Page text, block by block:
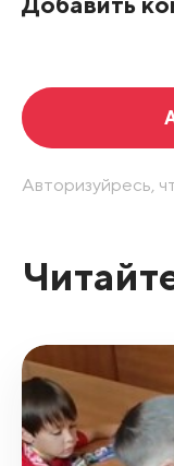
Авторизуйресь,